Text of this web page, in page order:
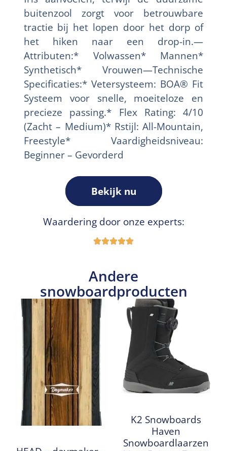
buitenzool zorgt voor betrouwbare
tractie bij het lopen door het dorp of
het hiken naar een drop-in.—
Attributen:* Volwassen* Mannen*
Synthetisch* Vrouwen—Technische
Specificaties:* Vetersysteem: BOA® Fit
Systeem voor snelle, moeiteloze en
precieze passing.* Flex Rating: 4/10
(Zacht – Medium)* Rstijl: All-Mountain,
Freestyle* Vaardigheidsniveau:
Beginner – Gevorderd
Bekijk nu
Waardering door onze experts:
Andere
snowboardproducten
K2 Snowboards
Haven
Snowboardlaarzen